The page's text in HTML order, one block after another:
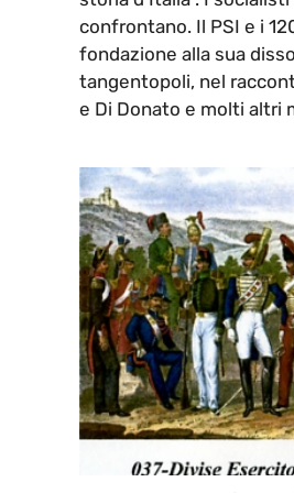
confrontano. Il PSI e i
fondazione alla sua
tangentopoli, nel
e Di Donato e molti altri